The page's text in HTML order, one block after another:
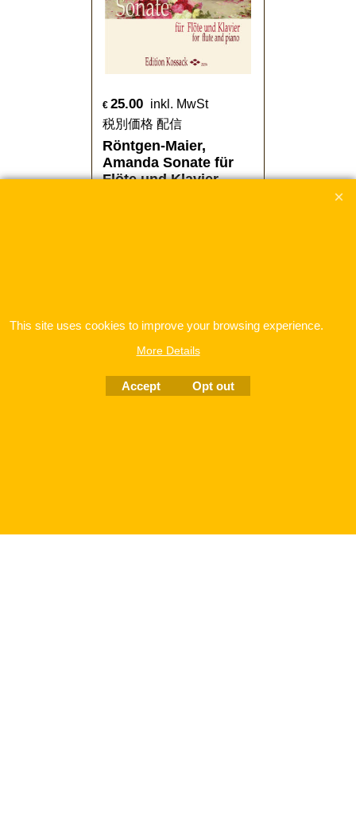
€ 25.00
inkl. MwSt
税別価格 配信
Röntgen-Maier,
Amanda Sonate für
Flöte und Klavier
This site uses cookies to improve your browsing experience.
More Details
Accept Opt out